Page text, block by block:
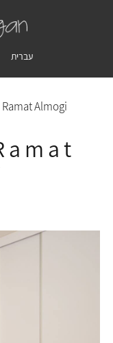
עברית
Almogi